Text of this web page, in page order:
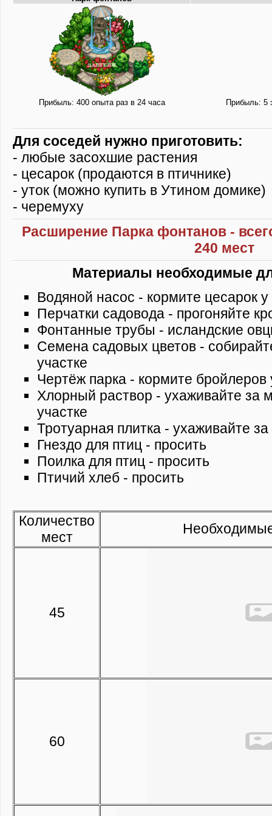
Прибыль: 400 опыта раз в 24 часа Прибыль: 5
Для соседей нужно приготовить:
- любые засохшие растения
- цесарок (продаются в птичнике)
- уток (можно купить в Утином домике)
- черемуху
Расширение Парка фонтанов -
240 мест
Материалы необходимые
Водяной насос - кормите цесарок
Перчатки садовода - прогоняйте
Фонтанные трубы - исландские
Семена садовых цветов -
участке
Чертёж парка - кормите бройлеров
Хлорный раствор - ухаживайте за
участке
Тротуарная плитка - ухаживайте
Гнездо для птиц - просить
Поилка для птиц - просить
Птичий хлеб - просить
Количество
мест
45
60